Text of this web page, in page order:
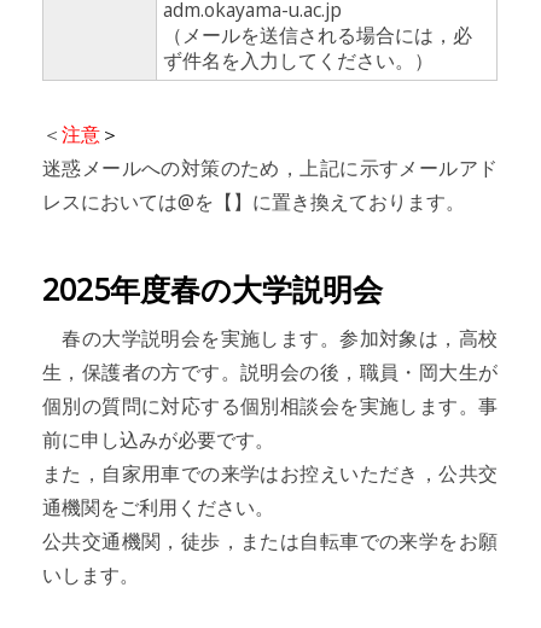
adm.okayama-u.ac.jp
（メールを送信される場合には，必
ず件名を入力してください。）
＜注意＞
迷惑メールへの対策のため，上記に示すメールアド
レスにおいては@を【】に置き換えております。
2025年度春の大学説明会
春の大学説明会を実施します。参加対象は，高校
生，保護者の方です。説明会の後，職員・岡大生が
個別の質問に対応する個別相談会を実施します。事
前に申し込みが必要です。
また，自家用車での来学はお控えいただき，公共交
通機関をご利用ください。
公共交通機関，徒歩，または自転車での来学をお願
いします。